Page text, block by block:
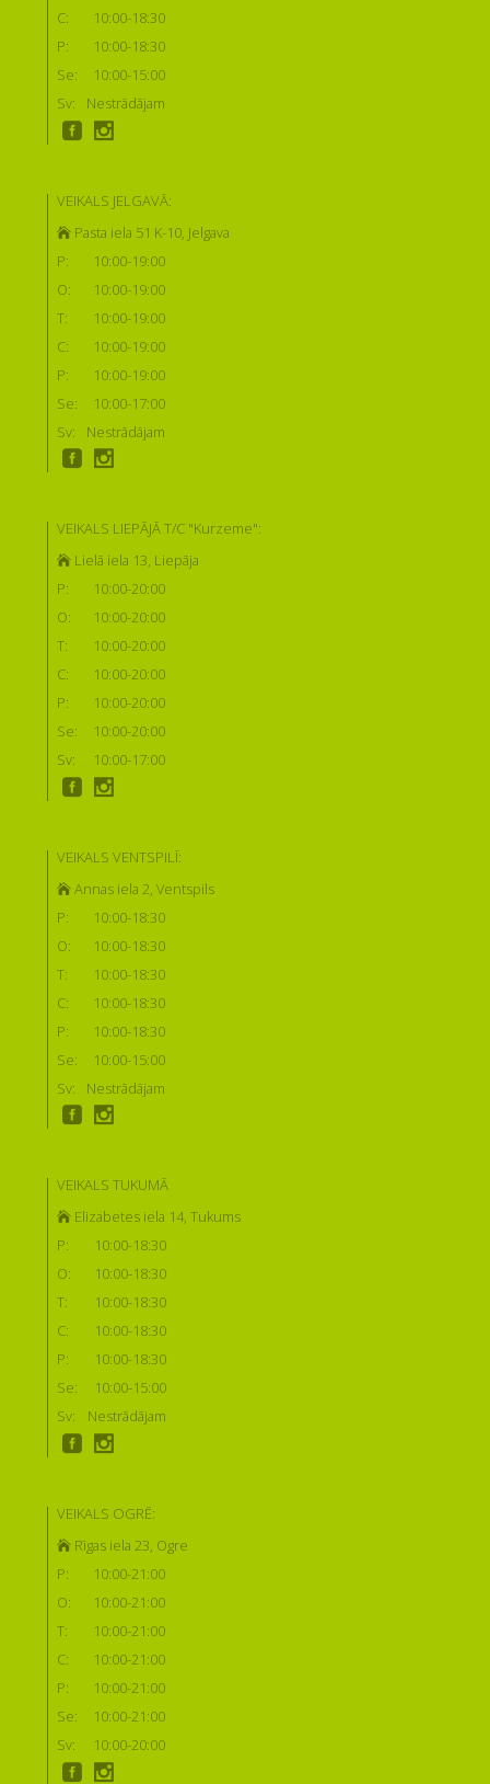
C:
10:00-18:30
P:
10:00-18:30
Se:
10:00-15:00
Sv:
Nestrādājam
VEIKALS JELGAVĀ:
Pasta iela 51 K-10, Jelgava
P:
10:00-19:00
O:
10:00-19:00
T:
10:00-19:00
C:
10:00-19:00
P:
10:00-19:00
Se:
10:00-17:00
Sv:
Nestrādājam
VEIKALS LIEPĀJĀ T/C "Kurzeme":
Lielā iela 13, Liepāja
P:
10:00-20:00
O:
10:00-20:00
T:
10:00-20:00
C:
10:00-20:00
P:
10:00-20:00
Se:
10:00-20:00
Sv:
10:00-17:00
VEIKALS VENTSPILĪ:
Annas iela 2, Ventspils
P:
10:00-18:30
O:
10:00-18:30
T:
10:00-18:30
C:
10:00-18:30
P:
10:00-18:30
Se:
10:00-15:00
Sv:
Nestrādājam
VEIKALS TUKUMĀ
Elizabetes iela 14, Tukums
P:
10:00-18:30
O:
10:00-18:30
T:
10:00-18:30
C:
10:00-18:30
P:
10:00-18:30
Se:
10:00-15:00
Sv:
Nestrādājam
VEIKALS OGRĒ:
Rīgas iela 23, Ogre
P:
10:00-21:00
O:
10:00-21:00
T:
10:00-21:00
C:
10:00-21:00
P:
10:00-21:00
Se:
10:00-21:00
Sv:
10:00-20:00